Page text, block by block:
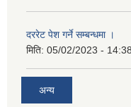
दररेट पेश गर्ने सम्बन्धमा ।
मिति: 05/02/2023 - 14:38
अन्य